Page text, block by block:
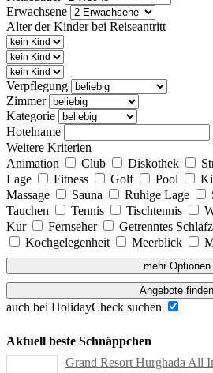
Erwachsene
Alter der Kinder bei Reiseantritt
Verpflegung
Zimmer
Kategorie
Hotelname
Weitere Kriterien
Animation
Club Diskothek
Lage
Fitness Golf Pool
Massage
Sauna Ruhige Lage
Tauchen
Tennis Tischtennis
Kur
Fernseher Getrenntes
Kochgelegenheit
Meerblick
mehr Optionen
Angebote finden
auch bei HolidayCheck suchen
Aktuell beste Schnäppchen
Grand Resort Hurghada All